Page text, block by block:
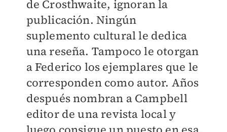
de Crosthwaite, ignoran la
publicación. Ningún
suplemento cultural le dedica
una reseña. Tampoco le otorgan
a Federico los ejemplares que le
corresponden como autor. Años
después nombran a Campbell
editor de una revista local y